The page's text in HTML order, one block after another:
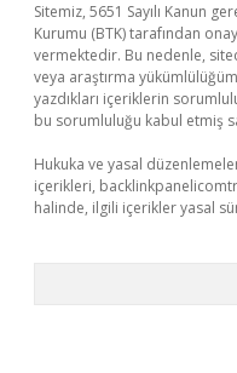
Sitemiz, 5651 Sayılı Kanun
Kurumu (BTK) tarafından
vermektedir. Bu nedenle,
veya araştırma
yazdıkları içeriklerin
bu sorumluluğu kabul etmiş
Hukuka ve yasal
içerikleri,
halinde, ilgili içerikler yasal